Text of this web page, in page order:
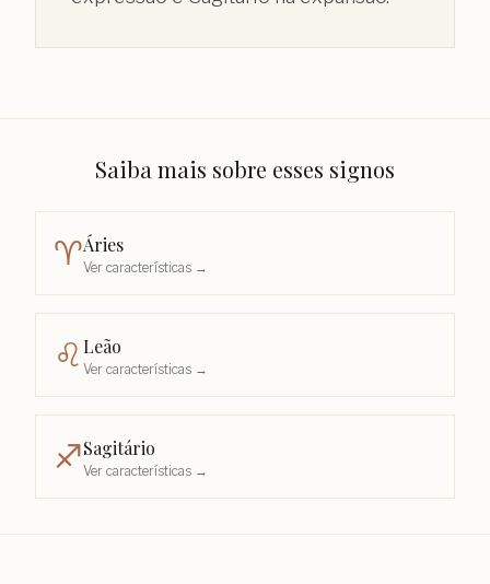
Saiba mais sobre esses signos
♈︎Áries
Ver características →
♌︎ Leão
Ver características →
♐︎Sagitário
Ver características →